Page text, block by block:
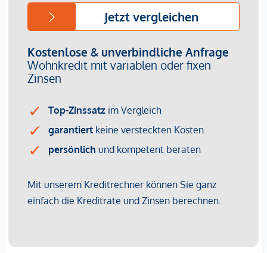
gegenüber dem anbietenden Immobilienunternehmen
geltend zu machen. Wir weisen Sie darauf hin, dass die
unverbindliche Vorabinformationen sind und daher ohne
Gewähr erfolgen. Der Vermittler ist als Doppelmakler tätig.